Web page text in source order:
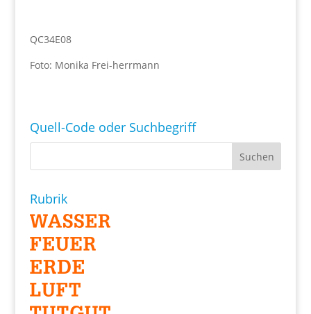
QC34E08
Foto: Monika Frei-herrmann
Quell-Code oder Suchbegriff
Rubrik